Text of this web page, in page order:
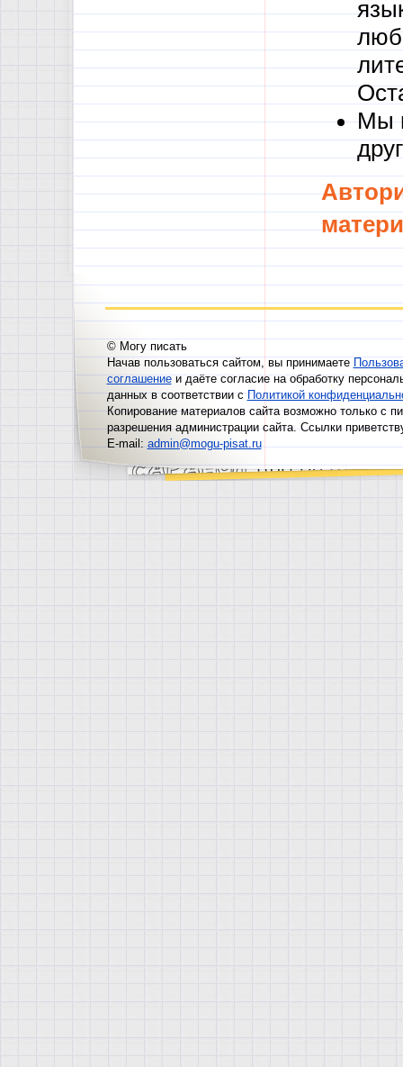
Мы
© Могу писать
Начав пользоваться сайтом, вы принимаете
соглашениеи даёте согласие на обработку
данных в соответствии сПолитикой
Копирование материалов сайта возможно только с
разрешения администрации сайта. Ссылки
E-mail:admin@mogu-pisat.ru